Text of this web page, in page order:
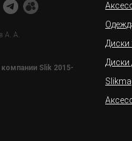
А. А.
Slik 2015-
Диски
Диски